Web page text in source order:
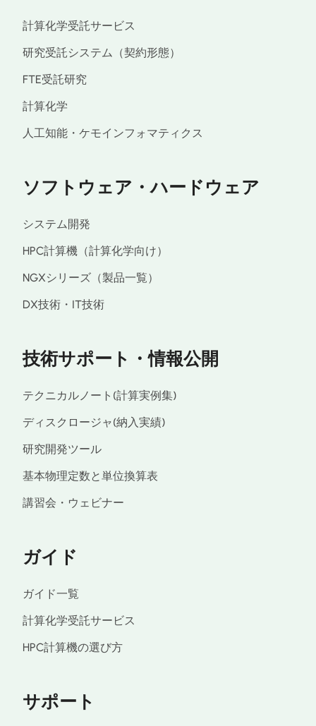
計算化学受託サービス
研究受託システム（契約形態）
FTE受託研究
計算化学
人工知能・ケモインフォマティクス
ソフトウェア・ハードウェア
システム開発
HPC計算機（計算化学向け）
NGXシリーズ（製品一覧）
DX技術・IT技術
技術サポート・情報公開
テクニカルノート(計算実例集)
ディスクロージャ(納入実績)
研究開発ツール
基本物理定数と単位換算表
講習会・ウェビナー
ガイド
ガイド一覧
計算化学受託サービス
HPC計算機の選び方
サポート